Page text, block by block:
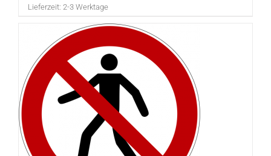
Lieferzeit: 2-3 Werktage